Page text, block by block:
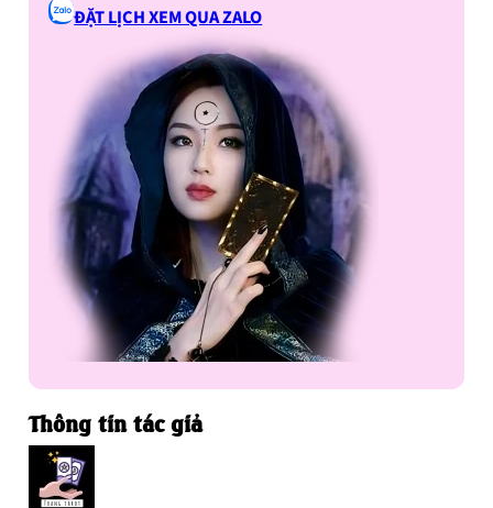
ĐẶT LỊCH XEM QUA ZALO
Thông tin tác giả